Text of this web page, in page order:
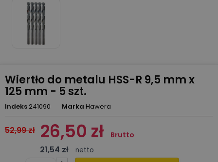
Wiertło do metalu HSS-R 9,5 mm x
125 mm - 5 szt.
Indeks 241090 Marka Hawera
52,99 zł 26,50 zł Brutto
21,54 zł
netto